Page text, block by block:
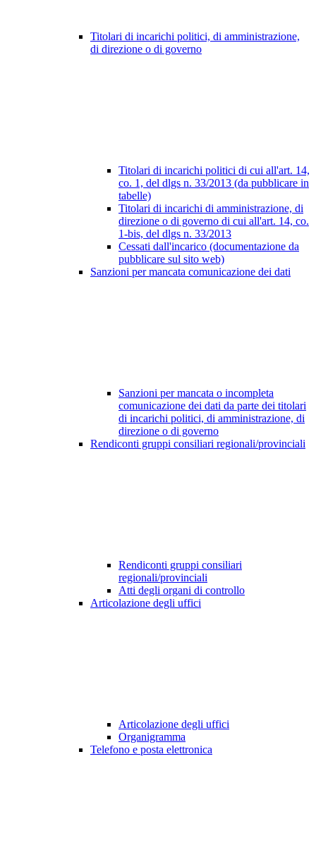
Titolari di incarichi politici, di amministrazione,
di direzione o di governo
Titolari di incarichi politici di cui all'art. 14,
co. 1, del dlgs n. 33/2013 (da pubblicare in
tabelle)
Titolari di incarichi di amministrazione, di
direzione o di governo di cui all'art. 14, co.
1-bis, del dlgs n. 33/2013
Cessati dall'incarico (documentazione da
pubblicare sul sito web)
Sanzioni per mancata comunicazione dei dati
Sanzioni per mancata o incompleta
comunicazione dei dati da parte dei titolari
di incarichi politici, di amministrazione, di
direzione o di governo
Rendiconti gruppi consiliari regionali/provinciali
Rendiconti gruppi consiliari
regionali/provinciali
Atti degli organi di controllo
Articolazione degli uffici
Articolazione degli uffici
Organigramma
Telefono e posta elettronica